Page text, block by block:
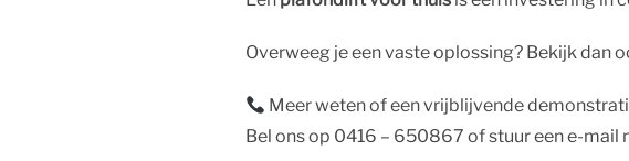
Overweeg je een vaste oplossing? Bekijk dan
Meer weten of een vrijblijvende
Bel ons op 0416 – 650867 of stuur een e-mail